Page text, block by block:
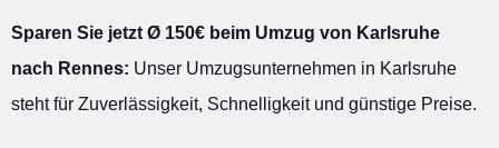
Sparen Sie jetzt Ø 150€ beim Umzug von Karlsruhe
nach Rennes: Unser Umzugsunternehmen in Karlsruhe
steht für Zuverlässigkeit, Schnelligkeit und günstige Preise.